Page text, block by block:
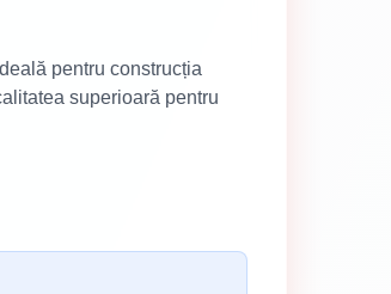
pentru construcția
superioară pentru